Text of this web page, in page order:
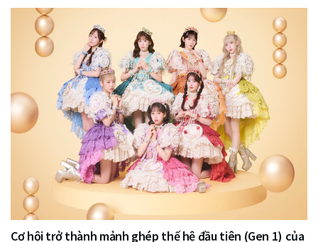
Cơ hội trở thành mảnh ghép thế hệ đầu tiên (Gen 1) của